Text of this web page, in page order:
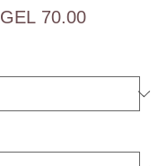
GEL 70.00Sale